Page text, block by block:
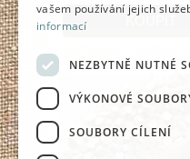
KOUPIT
s
vašem používání jejich
informací
NEZBYTNĚ NUTNÉ
VÝKONOVÉ
SOUBORY CÍLENÍ